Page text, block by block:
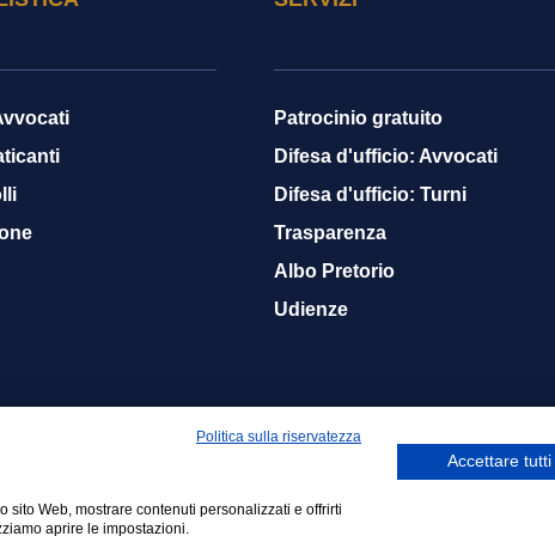
Patrocinio gratuito
Difesa d'ufficio: Avvocati
Difesa d'ufficio: Turni
Trasparenza
Albo Pretorio
Udienze
Netsmart Srls
Politica sulla riservatezza
Web, mostrare contenuti personalizzati e offrirti
aprire le impostazioni.
Accettare tutti